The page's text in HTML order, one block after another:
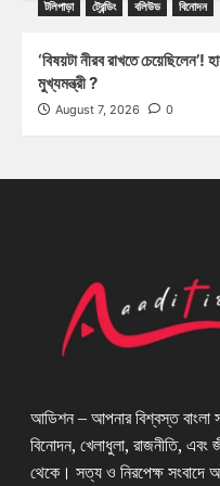
টলিপাড়া ট্রেন্ডিং বলিউড বিনোদন
‘বিষয়টা নীরব রাখতে
মুখ্যমন্ত্রী ?
August 7, 2026 0
আডিশন – আপনার বিশ্বস্ত বাংলা
বিনোদন, খেলাধুলা, রাজনীতি,
থেকে। সত্য ও নিরপেক্ষ সংবাদে